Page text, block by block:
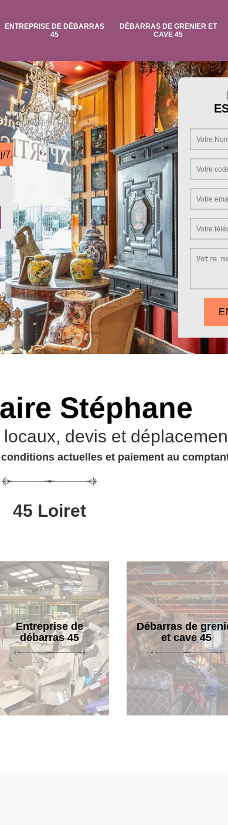
ENTREPRISE DE DÉBARRAS
45
DÉBARRAS DE GRENIER ET
CAVE 45
7.
Stéphane
devis et
actuelles et paiement au
45 Loiret
Entreprise de
débarras 45
Débarras de
et cave 45